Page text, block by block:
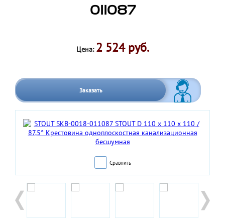
011087
Цена: 2 524 руб.
Заказать
Сравнить